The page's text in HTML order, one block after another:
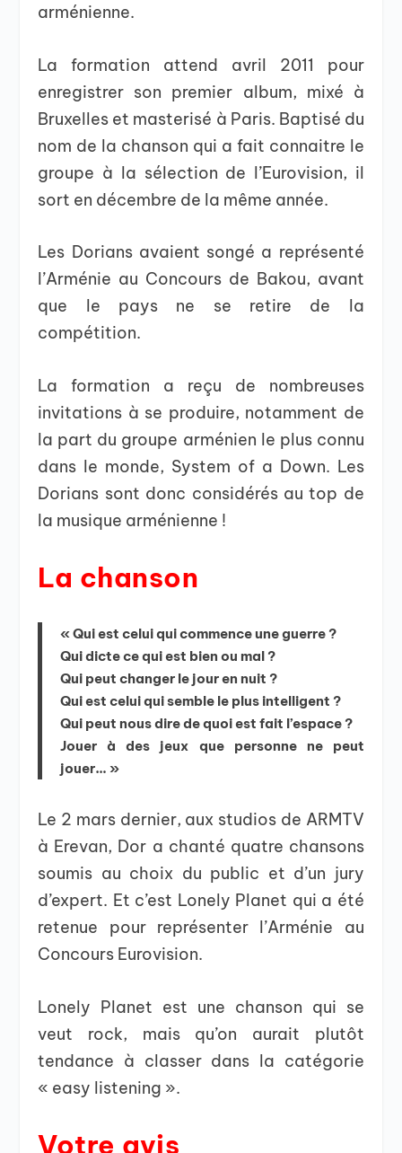
arménienne.
La formation attend avril 2011 pour
enregistrer son premier album, mixé à
Bruxelles et masterisé à Paris. Baptisé du
nom de la chanson qui a fait connaitre le
groupe à la sélection de l’Eurovision, il
sort en décembre de la même année.
Les Dorians avaient songé a représenté
l’Arménie au Concours de Bakou, avant
que le pays ne se retire de la
compétition.
La formation a reçu de nombreuses
invitations à se produire, notamment de
la part du groupe arménien le plus connu
dans le monde, System of a Down. Les
Dorians sont donc considérés au top de
la musique arménienne !
La chanson
« Qui est celui qui commence une guerre ?
Qui dicte ce qui est bien ou mal ?
Qui peut changer le jour en nuit ?
Qui est celui qui semble le plus intelligent ?
Qui peut nous dire de quoi est fait l’espace ?
Jouer à des jeux que personne ne peut
jouer… »
Le 2 mars dernier, aux studios de ARMTV
à Erevan, Dor a chanté quatre chansons
soumis au choix du public et d’un jury
d’expert. Et c’est Lonely Planet qui a été
retenue pour représenter l’Arménie au
Concours Eurovision.
Lonely Planet est une chanson qui se
veut rock, mais qu’on aurait plutôt
tendance à classer dans la catégorie
« easy listening ».
Votre avis